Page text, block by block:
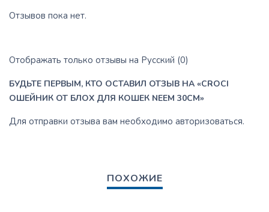
Отзывов пока нет.
Отображать только отзывы на Русский (0)
БУДЬТЕ ПЕРВЫМ, КТО ОСТАВИЛ ОТЗЫВ НА «CROCI
ОШЕЙНИК ОТ БЛОХ ДЛЯ КОШЕК NEEM 30CM»
Для отправки отзыва вам необходимо авторизоваться.
ПОХОЖИЕ